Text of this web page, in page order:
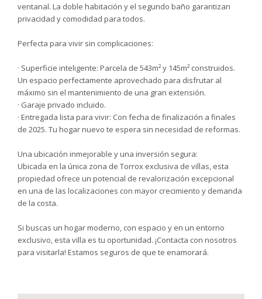
ventanal. La doble habitación y el segundo baño garantizan
privacidad y comodidad para todos.
Perfecta para vivir sin complicaciones:
· Superficie inteligente: Parcela de 543m² y 145m² construidos.
Un espacio perfectamente aprovechado para disfrutar al
máximo sin el mantenimiento de una gran extensión.
· Garaje privado incluido.
· Entregada lista para vivir: Con fecha de finalización a finales
de 2025. Tu hogar nuevo te espera sin necesidad de reformas.
Una ubicación inmejorable y una inversión segura:
Ubicada en la única zona de Torrox exclusiva de villas, esta
propiedad ofrece un potencial de revalorización excepcional
en una de las localizaciones con mayor crecimiento y demanda
de la costa.
Si buscas un hogar moderno, con espacio y en un entorno
exclusivo, esta villa es tu oportunidad. ¡Contacta con nosotros
para visitarla! Estamos seguros de que te enamorará.